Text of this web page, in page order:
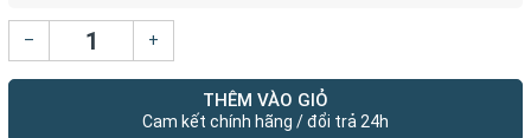
– +
THÊM VÀO GIỎ
Cam kết chính hãng / đổi trả 24h